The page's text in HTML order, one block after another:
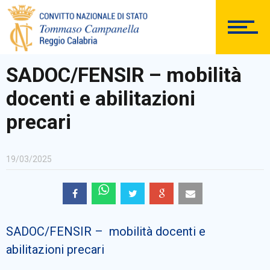
DOCUMENTAZIONE
BACHECA SINDACALE
SADOC/FENSIR – mobilità
docenti e abilitazioni
precari
19/03/2025
SADOC/FENSIR – mobilità docenti e
abilitazioni precari